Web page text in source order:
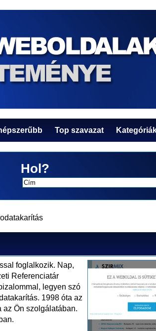
Top szavazat
Hol?
foglalkozik. Nap,
Referenciatár
legyen szó
1998 óta az
az Ön szolgálatában.